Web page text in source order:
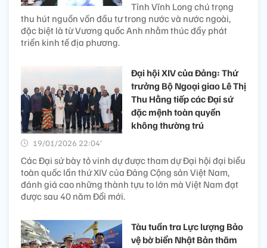
Tỉnh Vĩnh Long chú trọng
thu hút nguồn vốn đầu tư trong nước và nước ngoài,
đặc biệt là từ Vương quốc Anh nhằm thúc đẩy phát
triển kinh tế địa phương.
Đại hội XIV của Đảng: Thứ
trưởng Bộ Ngoại giao Lê Thị
Thu Hằng tiếp các Đại sứ
đặc mệnh toàn quyền
không thường trú
19/01/2026 22:04’
Các Đại sứ bày tỏ vinh dự được tham dự Đại hội đại biểu
toàn quốc lần thứ XIV của Đảng Cộng sản Việt Nam,
đánh giá cao những thành tựu to lớn mà Việt Nam đạt
được sau 40 năm Đổi mới.
Tàu tuần tra Lực lượng Bảo
vệ bờ biển Nhật Bản thăm